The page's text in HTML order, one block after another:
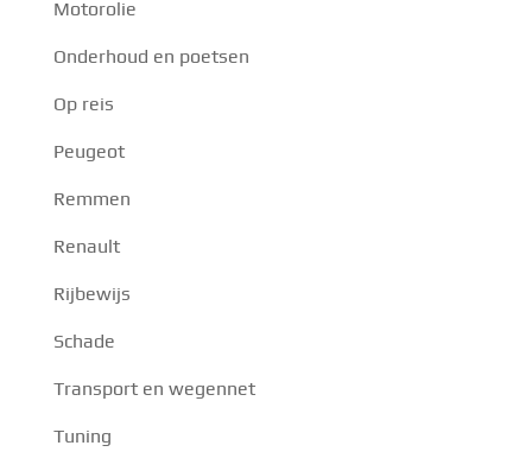
Motorolie
Onderhoud en poetsen
Op reis
Peugeot
Remmen
Renault
Rijbewijs
Schade
Transport en wegennet
Tuning